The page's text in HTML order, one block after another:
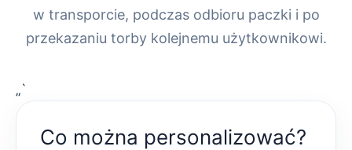
w transporcie, podczas odbioru paczki i po
przekazaniu torby kolejnemu użytkownikowi.
„`
Co można personalizować?